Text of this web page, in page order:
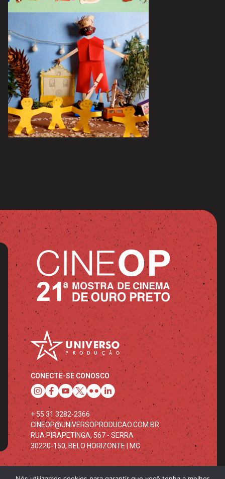
CONECTE-SE CONOSCO
+ 55 31 3282-2366
CINEOP@UNIVERSOPRODUCAO.COM.BR
RUA PIRAPETINGA, 567 - SERRA
30220-150, BELO HORIZONTE | MG